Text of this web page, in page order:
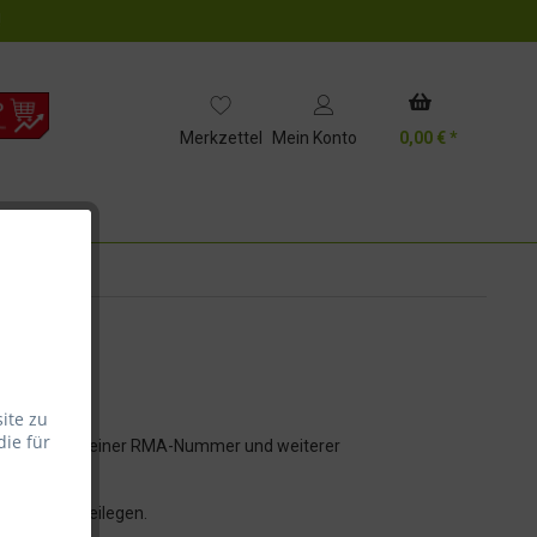
Merkzettel Mein Konto 0,00 € *
zu
für
mit einer RMA-Nummer und weiterer
Paket beilegen.